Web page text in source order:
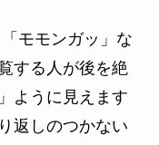
モモンガッ」な
する人が後を絶
ように見えます
返しのつかない